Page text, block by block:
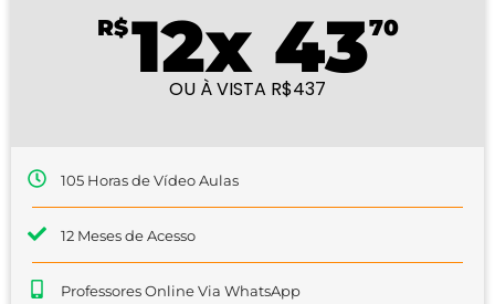
R$12x 4370
OU À VISTA R$437
105 Horas de Vídeo Aulas
12 Meses de Acesso
Professores Online Via WhatsApp